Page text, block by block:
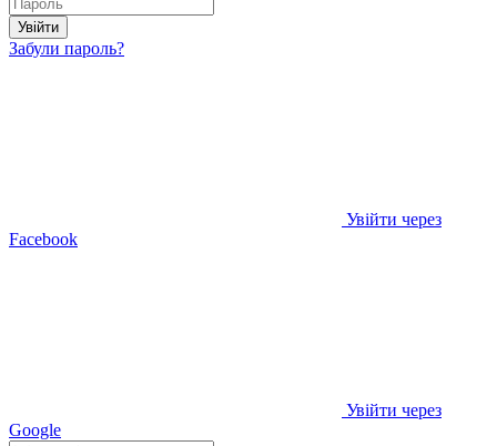
Увійти
Забули пароль?
Увійти через
Facebook
Увійти через
Google